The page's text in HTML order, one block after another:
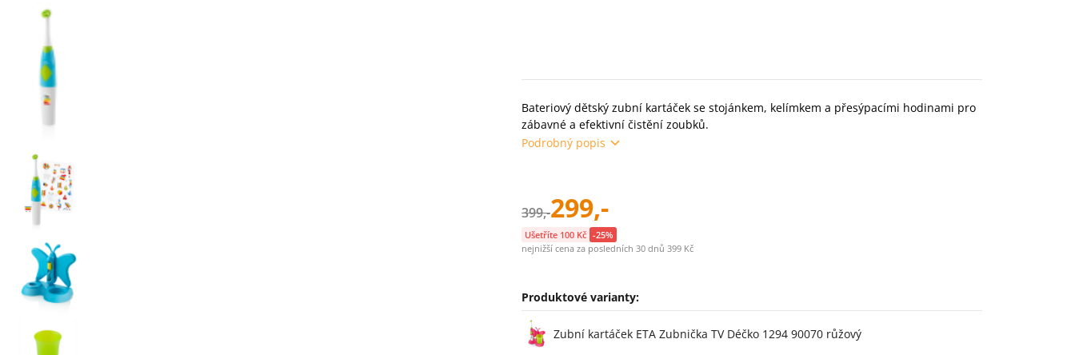
Bateriový dětský zubní kartáček se stojánkem, kelímkem a přesýpacími hodinami pro
zábavné a efektivní čistění zoubků.
Podrobný popis
399,-299,-
Ušetříte 100 Kč -25%
nejnižší cena za posledních 30 dnů 399 Kč
Produktové varianty:
Varianty
Zubní kartáček ETA Zubnička TV Déčko 1294 90070 růžový